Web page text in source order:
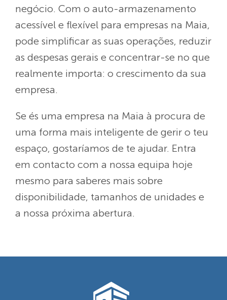
negócio. Com o auto-armazenamento
acessível e flexível para empresas na Maia,
pode simplificar as suas operações, reduzir
as despesas gerais e concentrar-se no que
realmente importa: o crescimento da sua
empresa.
Se és uma empresa na Maia à procura de
uma forma mais inteligente de gerir o teu
espaço, gostaríamos de te ajudar. Entra
em contacto com a nossa equipa hoje
mesmo para saberes mais sobre
disponibilidade, tamanhos de unidades e
a nossa próxima abertura.